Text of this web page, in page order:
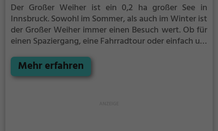
Der Großer Weiher ist ein 0,2 ha großer See in
Innsbruck.Sowohl im Sommer, als auch im Winter ist
der Großer Weiher immer einen Besuch wert. Ob für
einen Spaziergang, eine Fahrradtour oder einfach um
zahlreiche Möglichkeiten für Freizeitaktivitäten.
Mehr erfahren